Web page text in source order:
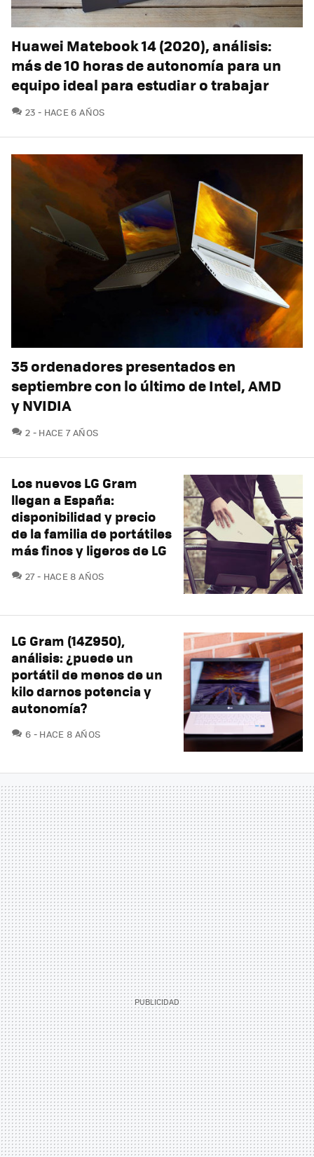
Huawei Matebook 14 (2020), análisis:
más de 10 horas de autonomía para un
equipo ideal para estudiar o trabajar
23 COMENTARIOS
HACE 6 AÑOS
35 ordenadores presentados en
septiembre con lo último de Intel, AMD
y NVIDIA
2 COMENTARIOS
HACE 7 AÑOS
Los nuevos LG Gram
llegan a España:
disponibilidad y precio
de la familia de portátiles
más finos y ligeros de LG
27COMENTARIOS
HACE 8 AÑOS
LG Gram (14Z950),
análisis: ¿puede un
portátil de menos de un
kilo darnos potencia y
autonomía?
6 COMENTARIOS
HACE 8 AÑOS